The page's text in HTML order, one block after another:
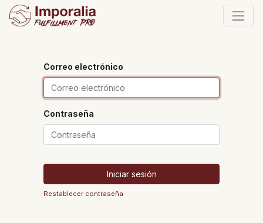
Correo electrónico
Contraseña
Iniciar sesión
Restablecer contraseña